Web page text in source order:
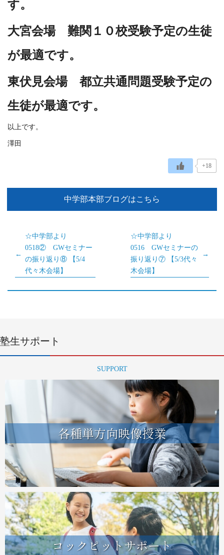
す。
大宮会場 難関１０校受験予定の生徒
が最適です。
東伏見会場 都立共通問題受験予定の
生徒が最適です。
以上です。
澤田
+18
中学部本部ブログはこちら
☆中学部より
0518② GWセミナー
の振り返り⑧ 【5/4
代々木会場】
☆中学部より
0516 GWセミナーの
振り返り⑦ 【5/3代々
木会場】
塾生サポート
SUPPORT
各種単方向映像授業
コックピットサポート